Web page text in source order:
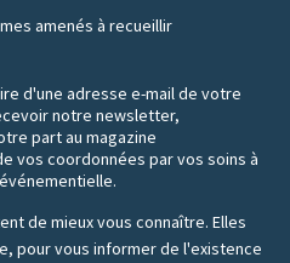
amenés à recueillir
d'une adresse e-mail de votre
notre newsletter,
part au magazine
vos coordonnées par vos soins à
de mieux vous connaître. Elles
pour vous informer de l'existence